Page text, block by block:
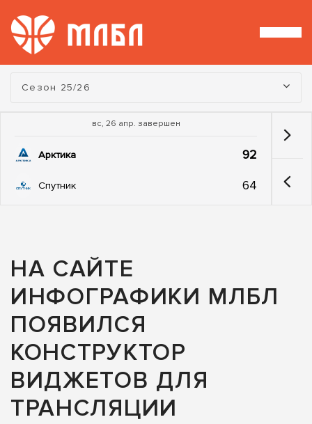
Турнир:
Сезон 25/26
вс, 26 апр. завершен
Арктика 92
Спутник 64
НА САЙТЕ
ИНФОГРАФИКИ МЛБЛ
ПОЯВИЛСЯ
КОНСТРУКТОР
ВИДЖЕТОВ ДЛЯ
ТРАНСЛЯЦИИ